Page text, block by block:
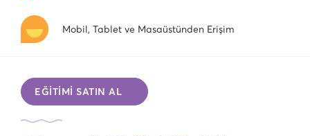
Mobil, Tablet ve Masaüstünden Erişim
EĞİTİMİ SATIN AL